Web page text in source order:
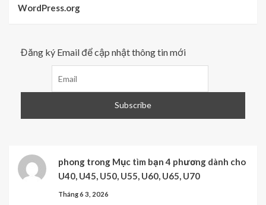
WordPress.org
Đăng ký Email để cập nhật thông tin mới
phong trong Mục tìm bạn 4 phương dành cho
U40, U45, U50, U55, U60, U65, U70
Tháng 6 3, 2026